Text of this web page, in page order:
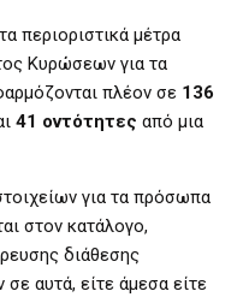
περιοριστικά μέτρα
Κυρώσεων για τα
πλέον σε 136
41 οντότητες από μια
για τα πρόσωπα
στον κατάλογο,
διάθεσης
αυτά, είτε άμεσα είτε